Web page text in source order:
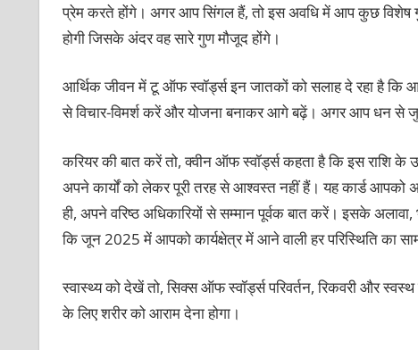
प्रेम करते होंगे। अगर आप सिंगल हैं, तो इस अवधि में आप कुछ
होगी जिसके अंदर वह सारे गुण मौजूद होंगे।
आर्थिक जीवन में टू ऑफ स्वॉर्ड्स इन जातकों को सलाह दे रहा है
से विचार-विमर्श करें और योजना बनाकर आगे बढ़ें। अगर आप धन से
करियर की बात करें तो, क्वीन ऑफ स्वॉर्ड्स कहता है कि इस राशि के
अपने कार्यों को लेकर पूरी तरह से आश्वस्त नहीं हैं। यह कार्ड आपको
ही, अपने वरिष्ठ अधिकारियों से सम्मान पूर्वक बात करें। इसके
कि जून 2025 में आपको कार्यक्षेत्र में आने वाली हर परिस्थिति का
स्वास्थ्य को देखें तो, सिक्स ऑफ स्वॉर्ड्स परिवर्तन, रिकवरी और
के लिए शरीर को आराम देना होगा।